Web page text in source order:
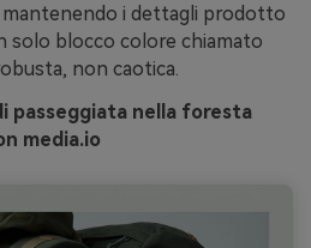
i dettagli prodotto
solo blocco colore chiamato
non caotica.
passeggiata nella foresta
media.io